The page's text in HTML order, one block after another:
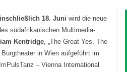
18. Juni wird die neue
südafrikanischen Multimedia-
Kentridge, „The Great Yes, The
Burgtheater in Wien aufgeführt im
– Vienna International